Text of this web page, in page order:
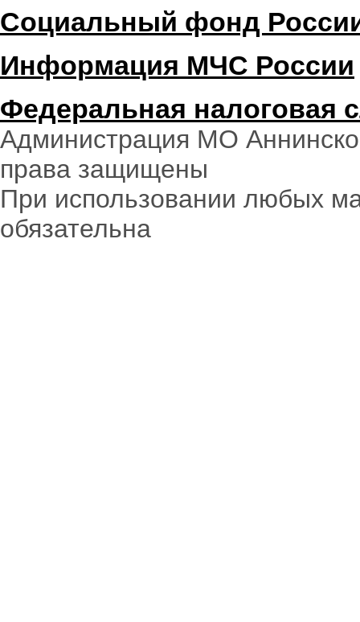
Социальный фонд
Информация МЧС России
Федеральная налоговая
Администрация МО
права защищены
При использовании любых
обязательна